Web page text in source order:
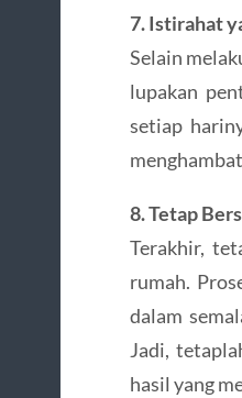
7. Istirahat
Selain
lupakan
setiap
8. Tetap
Terakhir,
rumah.
dalam
Jadi,
hasil yang